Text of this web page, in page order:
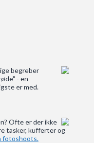
begreber
- en
er med.
Ofte er der ikke
tasker, kufferter og
fotoshoots.